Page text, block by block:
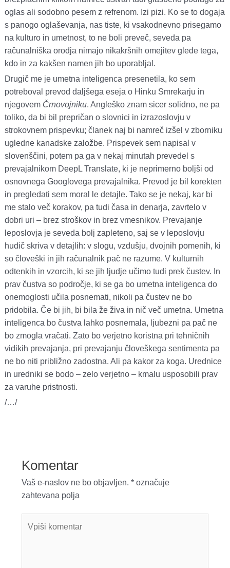
oglas ali sodobno pesem z refrenom. Izi pizi. Ko se to dogaja
s panogo oglaševanja, nas tiste, ki vsakodnevno prisegamo
na kulturo in umetnost, to ne boli preveč, seveda pa
računalniška orodja nimajo nikakršnih omejitev glede tega,
kdo in za kakšen namen jih bo uporabljal.
Drugič me je umetna inteligenca presenetila, ko sem
potreboval prevod daljšega eseja o Hinku Smrekarju in
njegovem Črnovojniku. Angleško znam sicer solidno, ne pa
toliko, da bi bil prepričan o slovnici in izrazoslovju v
strokovnem prispevku; članek naj bi namreč izšel v zborniku
ugledne kanadske založbe. Prispevek sem napisal v
slovenščini, potem pa ga v nekaj minutah prevedel s
prevajalnikom DeepL Translate, ki je neprimerno boljši od
osnovnega Googlovega prevajalnika. Prevod je bil korekten
in pregledati sem moral le detajle. Tako se je nekaj, kar bi
me stalo več korakov, pa tudi časa in denarja, zavrtelo v
dobri uri – brez stroškov in brez vmesnikov. Prevajanje
leposlovja je seveda bolj zapleteno, saj se v leposlovju
hudič skriva v detajlih: v slogu, vzdušju, dvojnih pomenih, ki
so človeški in jih računalnik pač ne razume. V kulturnih
odtenkih in vzorcih, ki se jih ljudje učimo tudi prek čustev. In
prav čustva so področje, ki se ga bo umetna inteligenca do
onemoglosti učila posnemati, nikoli pa čustev ne bo
pridobila. Če bi jih, bi bila že živa in nič več umetna. Umetna
inteligenca bo čustva lahko posnemala, ljubezni pa pač ne
bo zmogla vračati. Zato bo verjetno koristna pri tehničnih
vidikih prevajanja, pri prevajanju človeškega sentimenta pa
ne bo niti približno zadostna. Ali pa kakor za koga. Urednice
in uredniki se bodo – zelo verjetno – kmalu usposobili prav
za varuhe pristnosti.
/…/
Komentar
Vaš e-naslov ne bo objavljen. *označuje
zahtevana polja
komentar